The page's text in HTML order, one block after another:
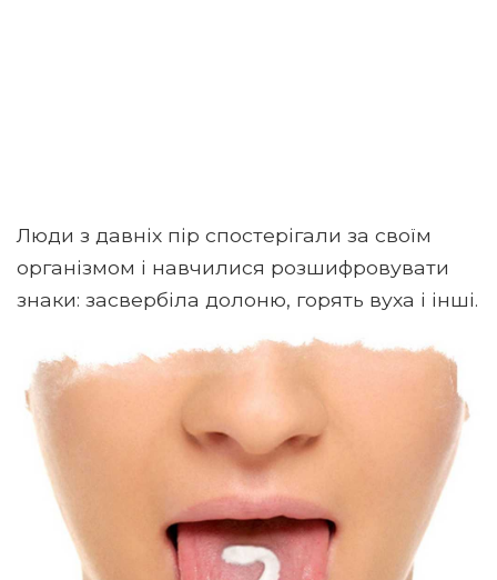
Люди з давніх пір спостерігали за своїм
організмом і навчилися розшифровувати
знаки: засвербіла долоню, горять вуха і інші.